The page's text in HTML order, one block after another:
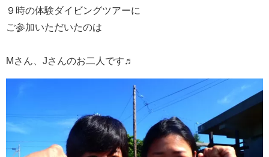
９時の体験ダイビングツアーに
ご参加いただいたのは
Mさん、Jさんのお二人です♬